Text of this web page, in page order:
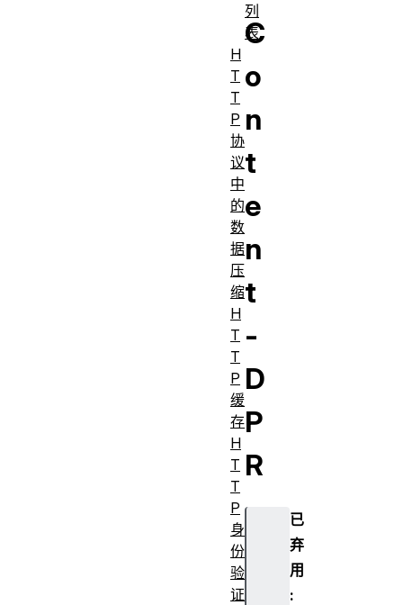
C
o
n
t
e
n
t
-
D
P
R
已
弃
用
:
列
表
H
T
T
P
协
议
中
的
数
据
压
缩
H
T
T
P
缓
存
H
T
T
P
身
份
验
证